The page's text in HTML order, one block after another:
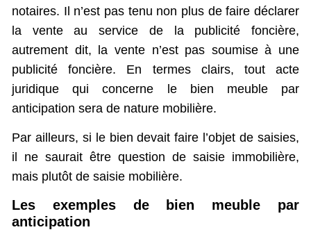
notaires. Il n’est pas tenu non plus de faire déclarer
la vente au service de la publicité foncière,
autrement dit, la vente n’est pas soumise à une
publicité foncière. En termes clairs, tout acte
juridique qui concerne le bien meuble par
anticipation sera de nature mobilière.
Par ailleurs, si le bien devait faire l’objet de saisies,
il ne saurait être question de saisie immobilière,
mais plutôt de saisie mobilière.
Les exemples de bien meuble par
anticipation